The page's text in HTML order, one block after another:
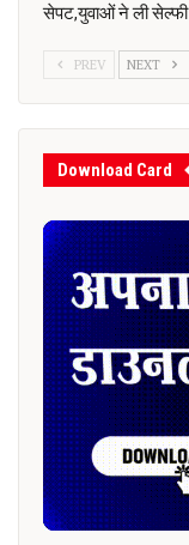
सेपट,युवाओं ने ली सेल्फी
PREV NEXT
Download Card